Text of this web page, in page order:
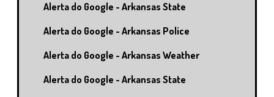
Alerta do Google - Arkansas State
Alerta do Google - Arkansas Police
Alerta do Google - Arkansas Weather
Alerta do Google - Arkansas State